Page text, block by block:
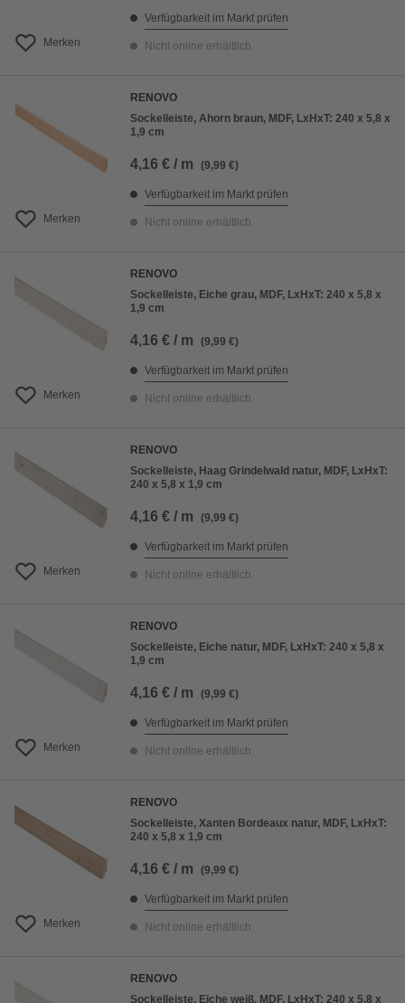
Merken
Verfügbarkeit im Markt prüfen
Nicht online erhältlich
Merken
RENOVO
Sockelleiste, Ahorn braun, MDF, LxHxT: 240 x 5,8 x
1,9 cm
4,16 € / m (9,99 €)
Verfügbarkeit im Markt prüfen
Nicht online erhältlich
Merken
RENOVO
Sockelleiste, Eiche grau, MDF, LxHxT: 240 x 5,8 x
1,9 cm
4,16 € / m (9,99 €)
Verfügbarkeit im Markt prüfen
Nicht online erhältlich
Merken
RENOVO
Sockelleiste, Haag Grindelwald natur, MDF, LxHxT:
240 x 5,8 x 1,9 cm
4,16 € / m (9,99 €)
Verfügbarkeit im Markt prüfen
Nicht online erhältlich
Merken
RENOVO
Sockelleiste, Eiche natur, MDF, LxHxT: 240 x 5,8 x
1,9 cm
4,16 € / m (9,99 €)
Verfügbarkeit im Markt prüfen
Nicht online erhältlich
Merken
RENOVO
Sockelleiste, Xanten Bordeaux natur, MDF, LxHxT:
240 x 5,8 x 1,9 cm
4,16 € / m (9,99 €)
Verfügbarkeit im Markt prüfen
Nicht online erhältlich
RENOVO
Sockelleiste, Eiche weiß, MDF, LxHxT: 240 x 5,8 x